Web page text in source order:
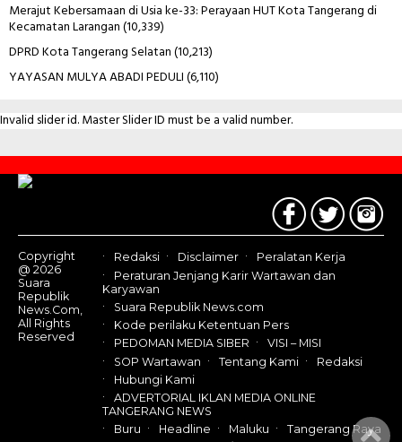
Merajut Kebersamaan di Usia ke-33: Perayaan HUT Kota Tangerang di
Kecamatan Larangan(10,339)
DPRD Kota Tangerang Selatan(10,213)
YAYASAN MULYA ABADI PEDULI(6,110)
Invalid slider id. Master Slider ID must be a valid number.
Contact
Us
Copyright
@ 2026
Suara
Republik
News.Com,
All Rights
Reserved
Redaksi Disclaimer
Peralatan Kerja
Peraturan Jenjang Karir Wartawan dan
Karyawan
Suara Republik News.com
Kode perilaku Ketentuan Pers
PEDOMAN MEDIA SIBER
VISI – MISI
SOP Wartawan
Tentang Kami
Redaksi
Hubungi Kami
ADVERTORIAL IKLAN MEDIA ONLINE
TANGERANG NEWS
Buru
Headline Maluku
Tangerang Raya